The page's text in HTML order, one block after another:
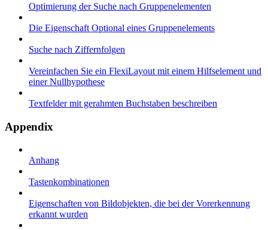
Optimierung der Suche nach Gruppenelementen
Die Eigenschaft Optional eines Gruppenelements
Suche nach Ziffernfolgen
Vereinfachen Sie ein FlexiLayout mit einem Hilfselement und
einer Nullhypothese
Textfelder mit gerahmten Buchstaben beschreiben
Appendix
Anhang
Tastenkombinationen
Eigenschaften von Bildobjekten, die bei der Vorerkennung
erkannt wurden